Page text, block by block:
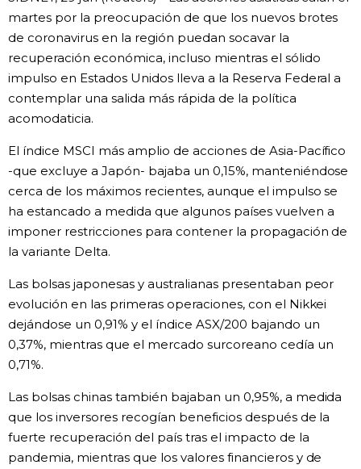
Gente
Blog
Tokio
Avisos
martes por la preocupación de que los nuevos brotes
de coronavirus en la región puedan socavar la
recuperación económica, incluso mientras el sólido
impulso en Estados Unidos lleva a la Reserva Federal a
contemplar una salida más rápida de la política
acomodaticia.
El índice MSCI más amplio de acciones de Asia-Pacífico
-que excluye a Japón- bajaba un 0,15%, manteniéndose
cerca de los máximos recientes, aunque el impulso se
ha estancado a medida que algunos países vuelven a
imponer restricciones para contener la propagación de
la variante Delta.
Las bolsas japonesas y australianas presentaban peor
evolución en las primeras operaciones, con el Nikkei
dejándose un 0,91% y el índice ASX/200 bajando un
0,37%, mientras que el mercado surcoreano cedía un
0,71%.
Las bolsas chinas también bajaban un 0,95%, a medida
que los inversores recogían beneficios después de la
fuerte recuperación del país tras el impacto de la
pandemia, mientras que los valores financieros y de